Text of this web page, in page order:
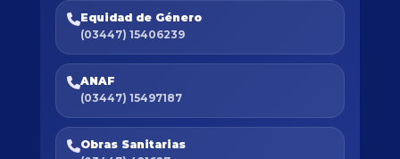
Equidad de Género
(03447) 15406239
ANAF
(03447) 15497187
Obras Sanitarias